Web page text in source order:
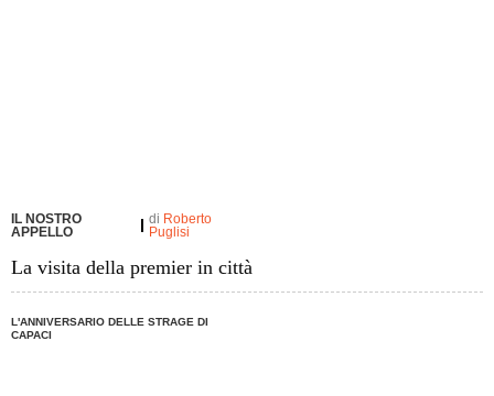
IL NOSTRO
APPELLO
di Roberto
Puglisi
La visita della premier in città
L'ANNIVERSARIO DELLE STRAGE DI
CAPACI